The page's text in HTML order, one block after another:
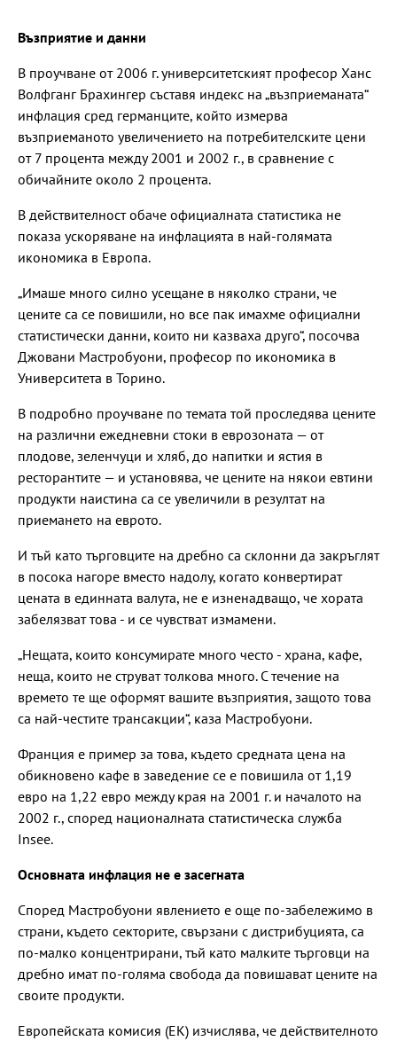
Възприятие и данни
В проучване от 2006 г. университетският професор Ханс
Волфганг Брахингер съставя индекс на „възприеманата“
инфлация сред германците, който измерва
възприеманото увеличението на потребителските цени
от 7 процента между 2001 и 2002 г., в сравнение с
обичайните около 2 процента.
В действителност обаче официалната статистика не
показа ускоряване на инфлацията в най-голямата
икономика в Европа.
„Имаше много силно усещане в няколко страни, че
цените са се повишили, но все пак имахме официални
статистически данни, които ни казваха друго“, посочва
Джовани Мастробуони, професор по икономика в
Университета в Торино.
В подробно проучване по темата той проследява цените
на различни ежедневни стоки в еврозоната — от
плодове, зеленчуци и хляб, до напитки и ястия в
ресторантите — и установява, че цените на някои евтини
продукти наистина са се увеличили в резултат на
приемането на еврото.
И тъй като търговците на дребно са склонни да закръглят
в посока нагоре вместо надолу, когато конвертират
цената в единната валута, не е изненадващо, че хората
забелязват това - и се чувстват измамени.
„Нещата, които консумирате много често - храна, кафе,
неща, които не струват толкова много. С течение на
времето те ще оформят вашите възприятия, защото това
са най-честите трансакции“, каза Мастробуони.
Франция е пример за това, където средната цена на
обикновено кафе в заведение се е повишила от 1,19
евро на 1,22 евро между края на 2001 г. и началото на
2002 г., според националната статистическа служба
Insee.
Основната инфлация не е засегната
Според Мастробуони явлението е още по-забележимо в
страни, където секторите, свързани с дистрибуцията, са
по-малко концентрирани, тъй като малките търговци на
дребно имат по-голяма свобода да повишават цените на
своите продукти.
Европейската комисия (ЕК) изчислява, че действителното